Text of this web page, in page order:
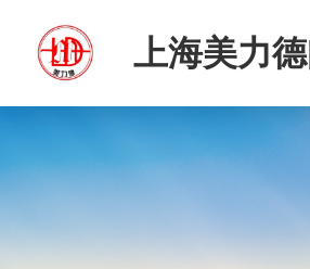
上海美力